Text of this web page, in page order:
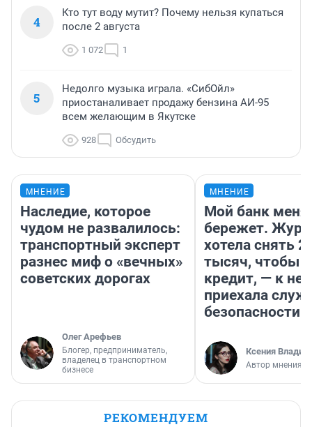
4
Кто тут воду мутит? Почему нельзя купаться
после 2 августа
1 072 1
5
Недолго музыка играла. «СибОйл»
приостаналивает продажу бензина АИ-95
всем желающим в Якутске
928 Обсудить
МНЕНИЕ
Наследие, которое
чудом не развалилось:
транспортный эксперт
разнес миф о «вечных»
советских дорогах
Олег Арефьев
Блогер, предприниматель,
владелец в транспортном
бизнесе
МНЕНИЕ
Мой банк меня
бережет.
хотела снять
тысяч, чтобы
кредит, — к
приехала
безопасности
Ксения
Автор мнения
РЕКОМЕНДУЕМ